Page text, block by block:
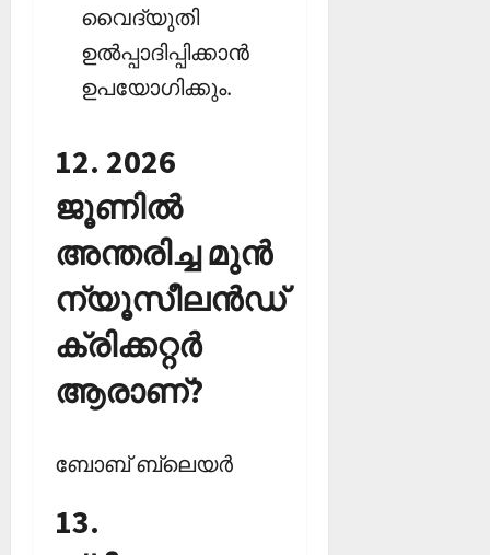
വൈദ്യുതി
ഉല്‍പ്പാദിപ്പിക്കാന്‍
ഉപയോഗിക്കും.
12. 2026
ജൂണില്‍
അന്തരിച്ച മുന്‍
ന്യൂസീലന്‍ഡ്
ക്രിക്കറ്റര്‍
ആരാണ്?
ബോബ് ബ്ലെയര്‍
13.